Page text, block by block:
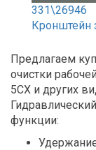
331\26946
Кронштейн
Предлагаем
очистки
5СХ и других
функции: